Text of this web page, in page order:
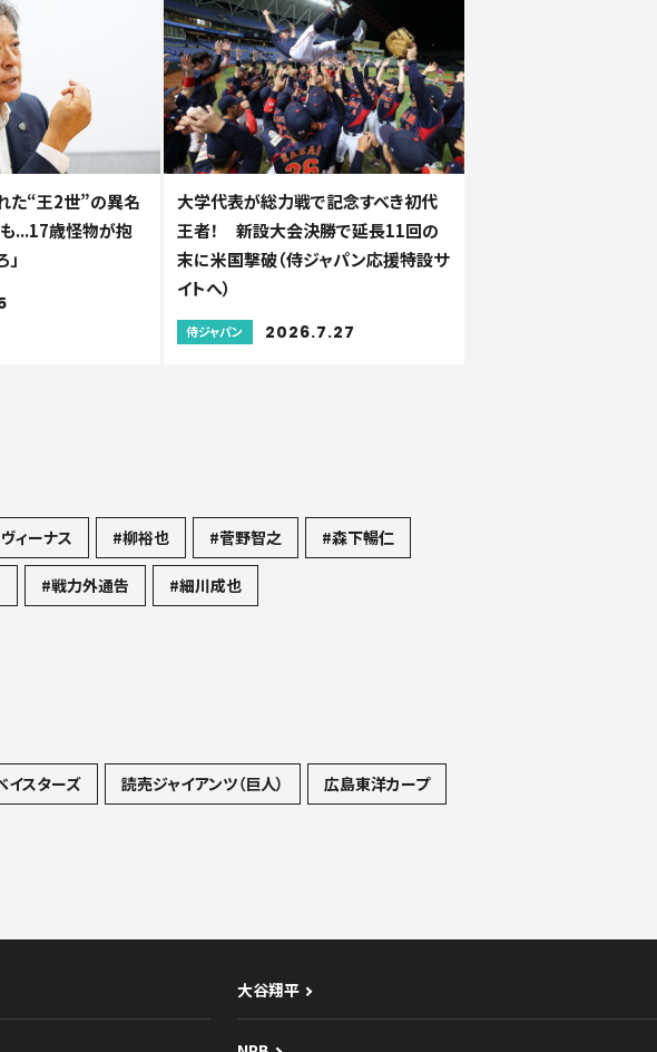
た“王2世”の異名
...17歳怪物が抱
大学代表が総力戦で記念すべき初代
王者！ 新設大会決勝で延長11回の
末に米国撃破（侍ジャパン応援特設サ
イトへ）
侍ジャパン 2026.7.27
ィーナス #柳裕也 #菅野智之 #森下暢仁
#戦力外通告 #細川成也
イスターズ 読売ジャイアンツ（巨人） 広島東洋カープ
大谷翔平